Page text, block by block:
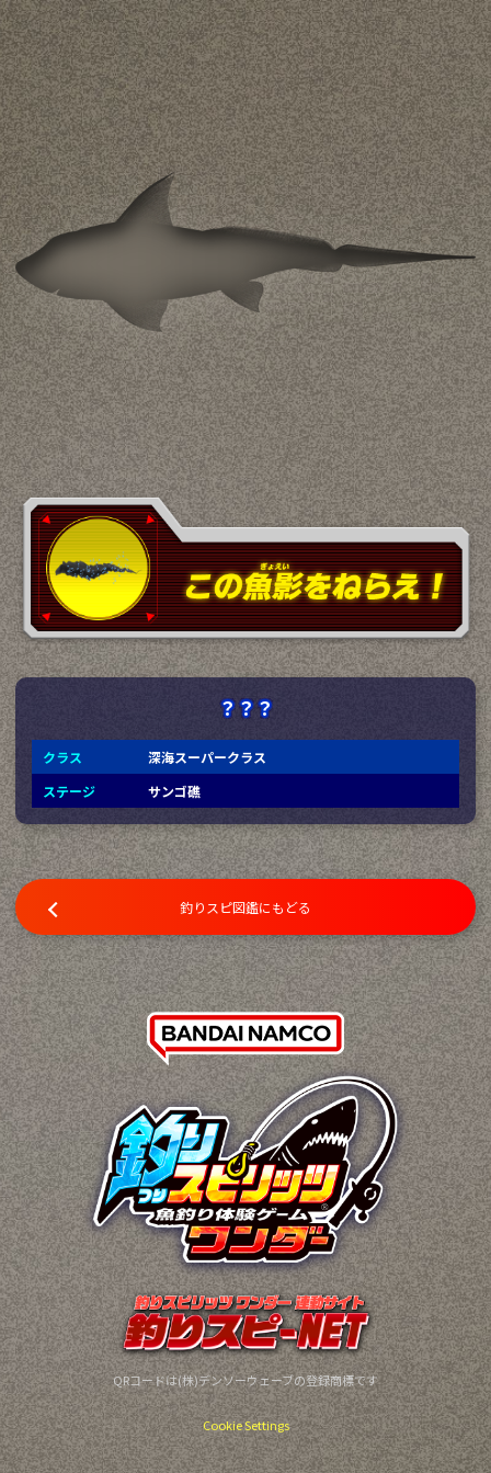
？？？
クラス
深海スーパークラス
ステージ
サンゴ礁
釣りスピ図鑑にもどる
QRコードは(株)デンソーウェーブの登録商標です
Cookie Settings